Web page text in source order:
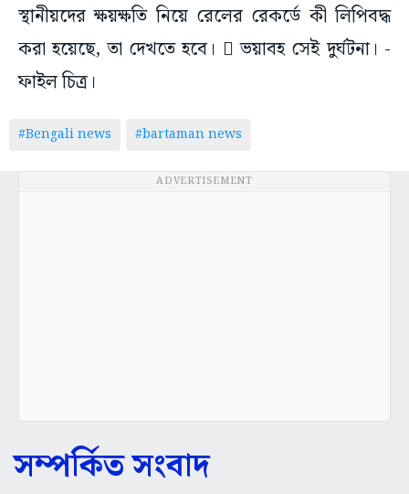
স্থানীয়দের ক্ষয়ক্ষতি নিয়ে রেলের রেকর্ডে কী লিপিবদ্ধ
করা হয়েছে, তা দেখতে হবে।  ভয়াবহ সেই দুর্ঘটনা। -
ফাইল চিত্র।
#Bengali news #bartaman news
ADVERTISEMENT
সম্পর্কিত সংবাদ